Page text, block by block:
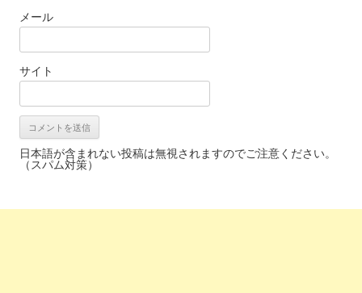
メール
サイト
日本語が含まれない投稿は無視されますのでご注意ください。
（スパム対策）